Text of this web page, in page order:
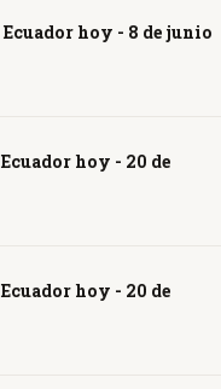
hoy - 8 de junio
hoy - 20 de
hoy - 20 de